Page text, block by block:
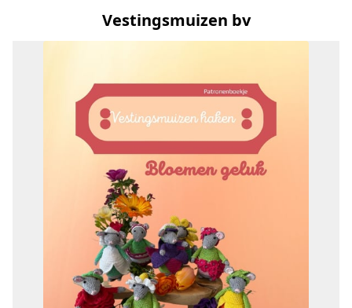
Vestingsmuizen bv